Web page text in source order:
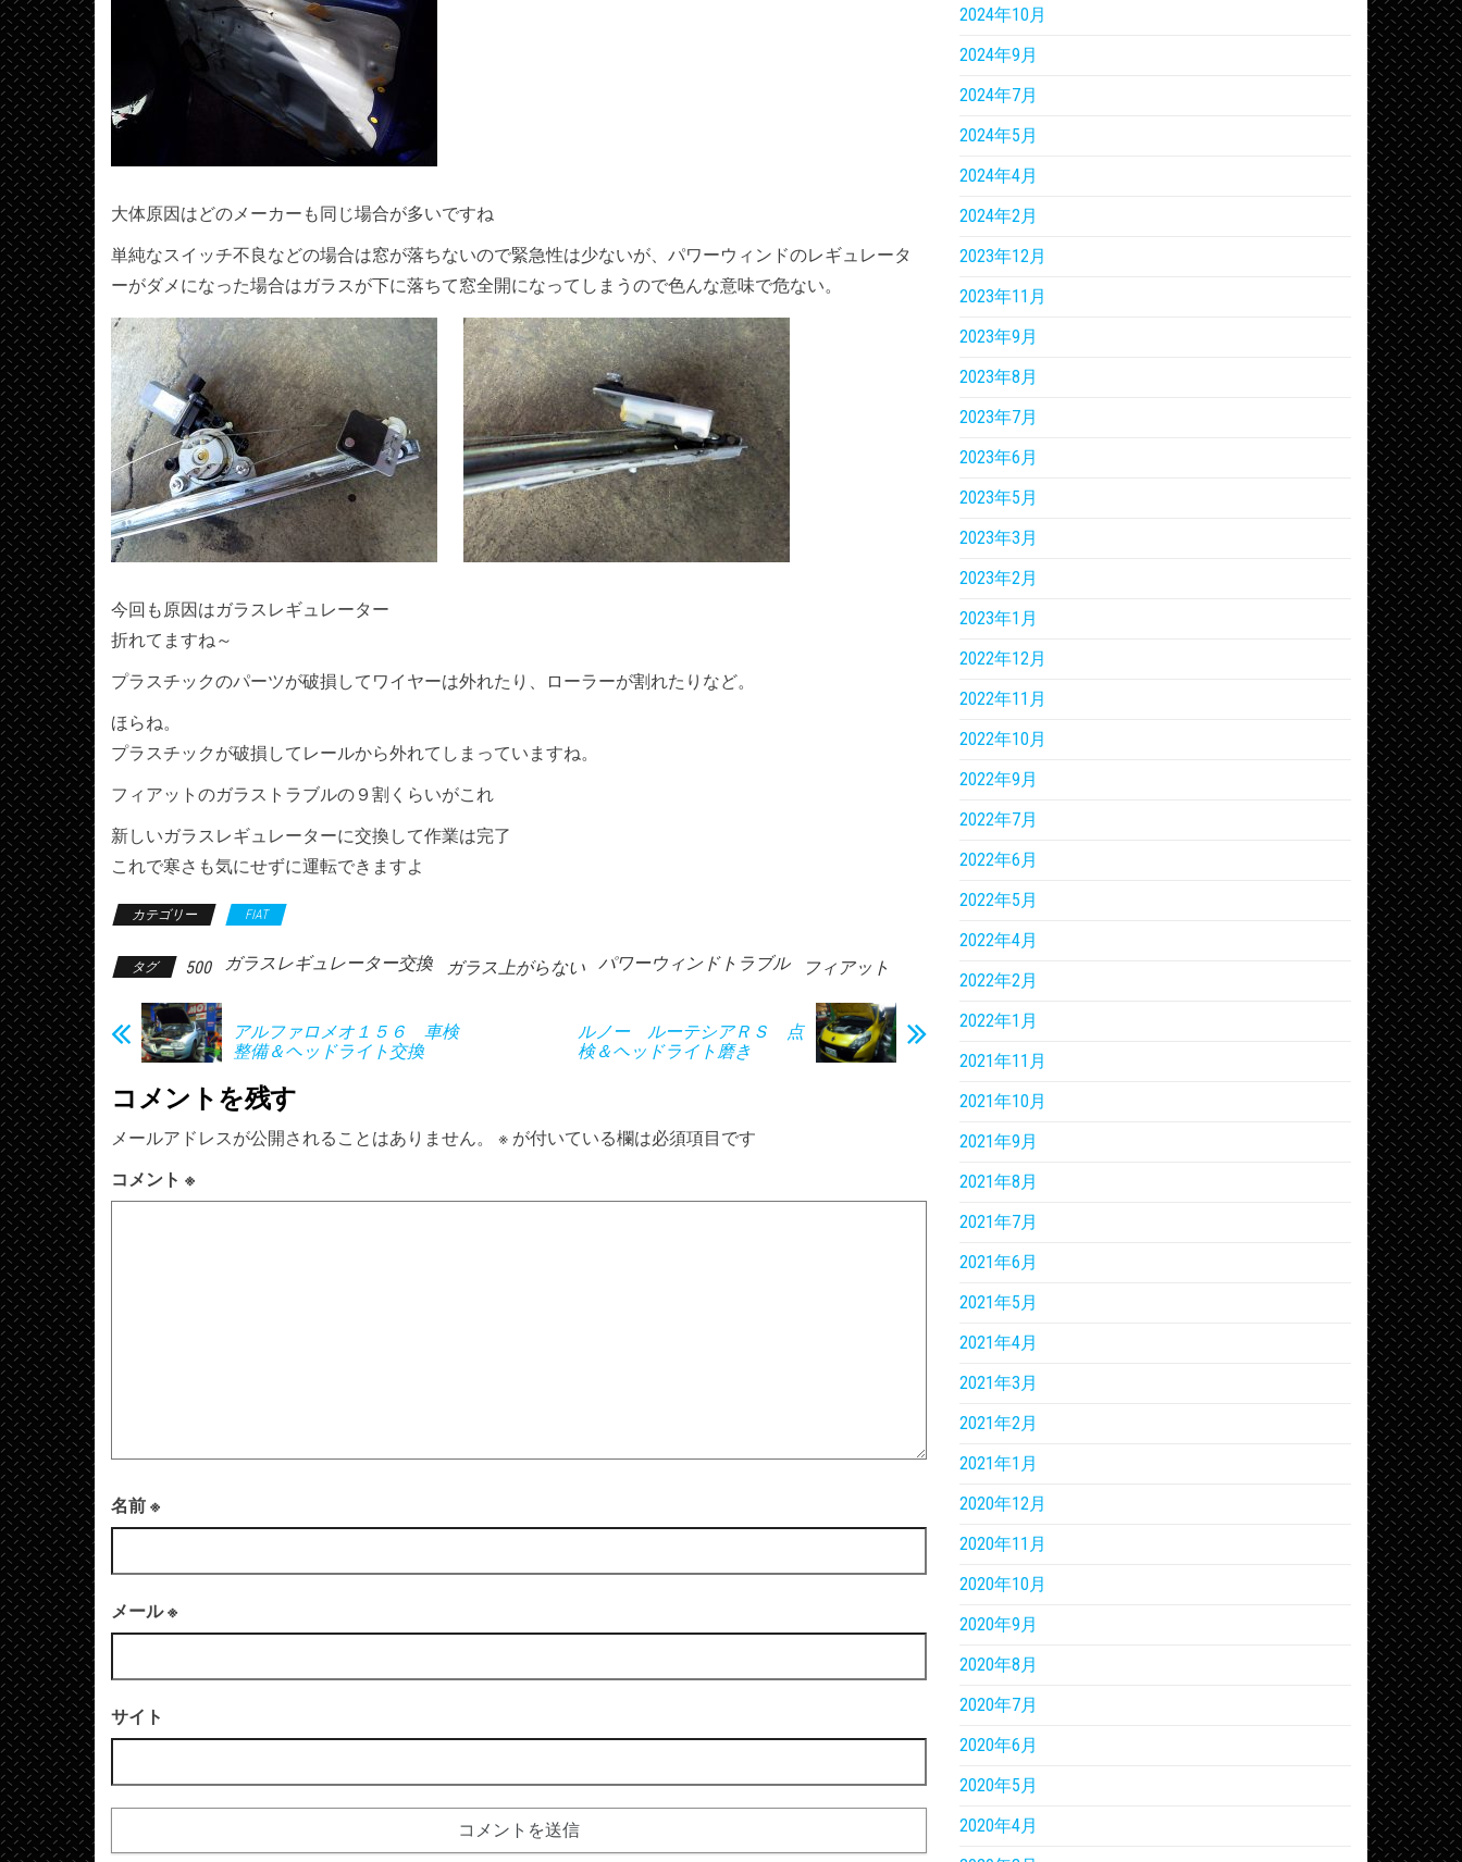
大体原因はどのメーカーも同じ場合が多いですね
単純なスイッチ不良などの場合は窓が落ちないので緊急性は少ないが、パワーウィンドのレギュレータ
ーがダメになった場合はガラスが下に落ちて窓全開になってしまうので色んな意味で危ない。
今回も原因はガラスレギュレーター
折れてますね～
プラスチックのパーツが破損してワイヤーは外れたり、ローラーが割れたりなど。
ほらね。
プラスチックが破損してレールから外れてしまっていますね。
フィアットのガラストラブルの９割くらいがこれ
新しいガラスレギュレーターに交換して作業は完了
これで寒さも気にせずに運転できますよ
カテゴリー FIAT
タグ 500 ガラスレギュレーター交換 ガラス上がらない パワーウィンドトラブル フィアット
アルファロメオ１５６ 車検
整備＆ヘッドライト交換
ルノー ルーテシアＲＳ 点
検＆ヘッドライト磨き
コメントを残す
メールアドレスが公開されることはありません。 ※ が付いている欄は必須項目です
コメント ※
名前 ※
メール※
サイト
2024年10月
2024年9月
2024年7月
2024年5月
2024年4月
2024年2月
2023年12月
2023年11月
2023年9月
2023年8月
2023年7月
2023年6月
2023年5月
2023年3月
2023年2月
2023年1月
2022年12月
2022年11月
2022年10月
2022年9月
2022年7月
2022年6月
2022年5月
2022年4月
2022年2月
2022年1月
2021年11月
2021年10月
2021年9月
2021年8月
2021年7月
2021年6月
2021年5月
2021年4月
2021年3月
2021年2月
2021年1月
2020年12月
2020年11月
2020年10月
2020年9月
2020年8月
2020年7月
2020年6月
2020年5月
2020年4月